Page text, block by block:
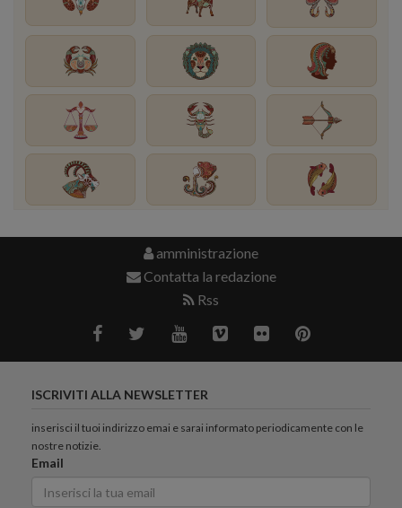
amministrazione
Contatta la redazione
Rss
ISCRIVITI ALLA NEWSLETTER
inserisci il tuoi indirizzo emai e sarai informato periodicamente con le
nostre notizie.
Email